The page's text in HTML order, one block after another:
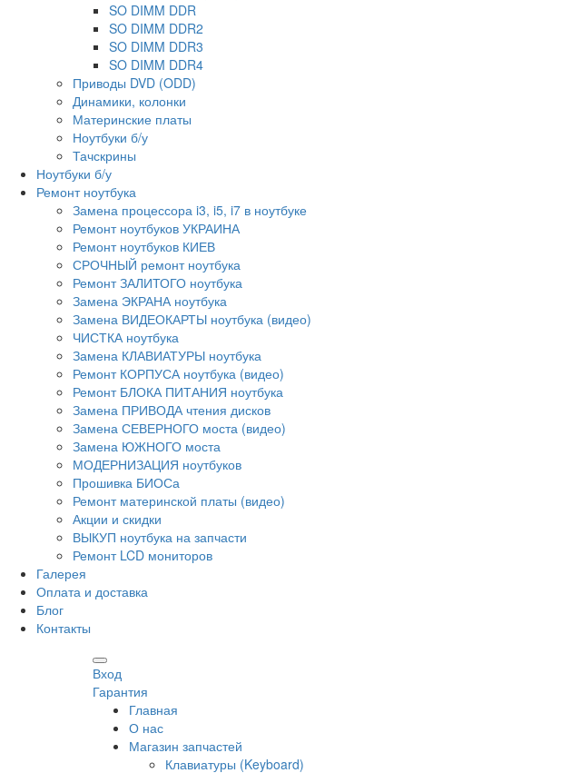
SO DIMM DDR
SO DIMM DDR2
SO DIMM DDR3
SO DIMM DDR4
Приводы DVD (ODD)
Динамики, колонки
Материнские платы
Ноутбуки б/у
Тачскрины
Ноутбуки б/у
Ремонт ноутбука
Замена процессора i3, i5, i7 в ноутбуке
Ремонт ноутбуков УКРАИНА
Ремонт ноутбуков КИЕВ
СРОЧНЫЙ ремонт ноутбука
Ремонт ЗАЛИТОГО ноутбука
Замена ЭКРАНА ноутбука
Замена ВИДЕОКАРТЫ ноутбука (видео)
ЧИСТКА ноутбука
Замена КЛАВИАТУРЫ ноутбука
Ремонт КОРПУСА ноутбука (видео)
Ремонт БЛОКА ПИТАНИЯ ноутбука
Замена ПРИВОДА чтения дисков
Замена СЕВЕРНОГО моста (видео)
Замена ЮЖНОГО моста
МОДЕРНИЗАЦИЯ ноутбуков
Прошивка БИОСа
Ремонт материнской платы (видео)
Акции и скидки
ВЫКУП ноутбука на запчасти
Ремонт LCD мониторов
Галерея
Оплата и доставка
Блог
Контакты
Вход
Гарантия
Главная
О нас
Магазин запчастей
Клавиатуры (Keyboard)